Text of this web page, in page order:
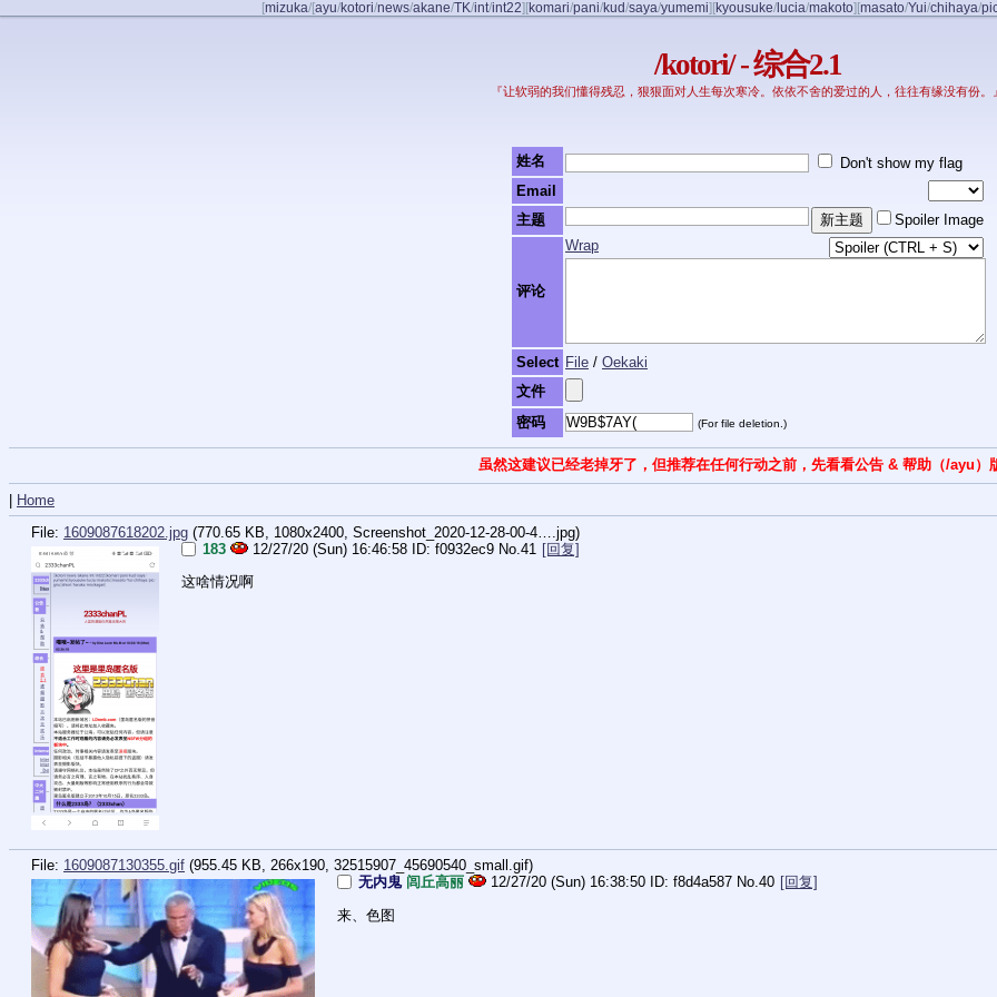
[mizuka/[ayu/kotori/news/akane/TK/int/int22] [komari/pani/kud/saya/yumemi] [kyousuke/lucia/makoto] [masato/Yui/chihaya/
/kotori/ - 综合2.1
『让软弱的我们懂得残忍，狠狠面对人生每次寒冷。依依不舍的爱过的人，往往有缘没有份。』
姓名
Don't show my flag
Email
主题
Spoiler Image
评论
Wrap
Select File / Oekaki
文件
密码
(For file deletion.)
虽然这建议已经老掉牙了，但推荐在任何行动之前，先看看公告 & 帮助（/ayu）
| Home
File: 1609087618202.jpg (770.65 KB, 1080x2400, Screenshot_2020-12-28-00-4….jpg)
183
12/27/20 (Sun) 16:46:58 f0932ec9 No. 41
[回复]
这啥情况啊
File: 1609087130355.gif (955.45 KB, 266x190, 32515907_45690540_small.gif)
无内鬼 闾丘高丽 12/27/20 (Sun) 16:38:50 f8d4a587 No.40 [回复]
来、色图